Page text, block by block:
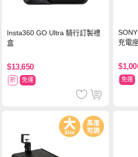
Insta360 GO Ultra 騎行訂製禮
盒
$13,650
折 免運
充電
免運